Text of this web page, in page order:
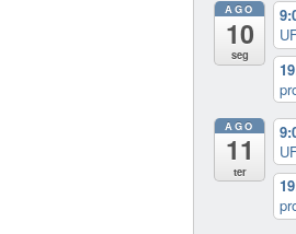
AGO
10
seg
AGO
11
ter